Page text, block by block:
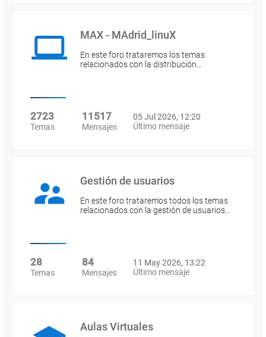
MAX - MAdrid_linuX
En este foro trataremos los temas
relacionados con la distribución…
2723
Temas
11517
Mensajes
05 Jul 2026, 12:20
Último mensaje
Gestión de usuarios
En este foro trataremos todos los temas
relacionados con la gestión de usuarios…
28
Temas
84
Mensajes
11 May 2026, 13:22
Último mensaje
Aulas Virtuales